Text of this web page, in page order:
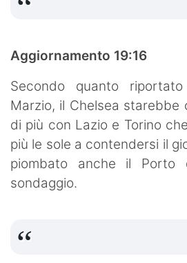
Aggiornamento 19:16
Secondo quanto
Marzio, il Chelsea starebbe
di più con Lazio e Torino
più le sole a contendersi il
piombato anche il
sondaggio.